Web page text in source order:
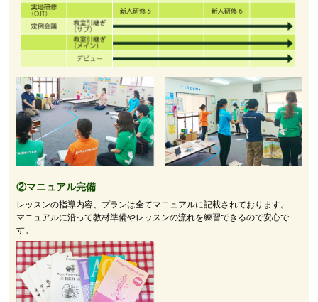
②マニュアル完備
レッスンの指導内容、プランは全てマニュアルに記載されております。
マニュアルに沿って教材準備やレッスンの流れを練習できるので安心で
す。